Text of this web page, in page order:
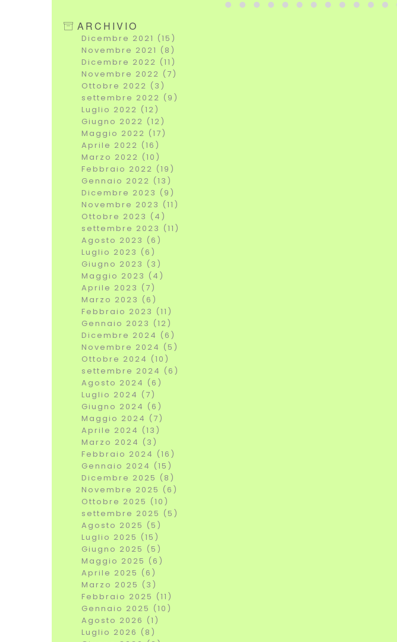
ARCHIVIO
Dicembre 2021 (15)
Novembre 2021 (8)
Dicembre 2022 (11)
Novembre 2022 (7)
Ottobre 2022 (3)
settembre 2022 (9)
Luglio 2022 (12)
Giugno 2022 (12)
Maggio 2022 (17)
Aprile 2022 (16)
Marzo 2022 (10)
Febbraio 2022 (19)
Gennaio 2022 (13)
Dicembre 2023 (9)
Novembre 2023 (11)
Ottobre 2023 (4)
settembre 2023 (11)
Agosto 2023 (6)
Luglio 2023 (6)
Giugno 2023 (3)
Maggio 2023 (4)
Aprile 2023 (7)
Marzo 2023 (6)
Febbraio 2023 (11)
Gennaio 2023 (12)
Dicembre 2024 (6)
Novembre 2024 (5)
Ottobre 2024 (10)
settembre 2024 (6)
Agosto 2024 (6)
Luglio 2024 (7)
Giugno 2024 (6)
Maggio 2024 (7)
Aprile 2024 (13)
Marzo 2024 (3)
Febbraio 2024 (16)
Gennaio 2024 (15)
Dicembre 2025 (8)
Novembre 2025 (6)
Ottobre 2025 (10)
settembre 2025 (5)
Agosto 2025 (5)
Luglio 2025 (15)
Giugno 2025 (5)
Maggio 2025 (6)
Aprile 2025 (6)
Marzo 2025 (3)
Febbraio 2025 (11)
Gennaio 2025 (10)
Agosto 2026 (1)
Luglio 2026 (8)